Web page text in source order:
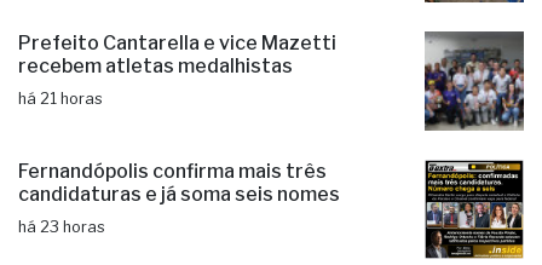
Prefeito Cantarella e vice Mazetti
recebem atletas medalhistas
há 21 horas
Fernandópolis confirma mais três
candidaturas e já soma seis nomes
há 23 horas